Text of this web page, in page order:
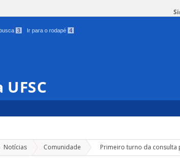
3 Ir para o rodapé 4
Notícias Comunidade » Primeiro turno da consulta